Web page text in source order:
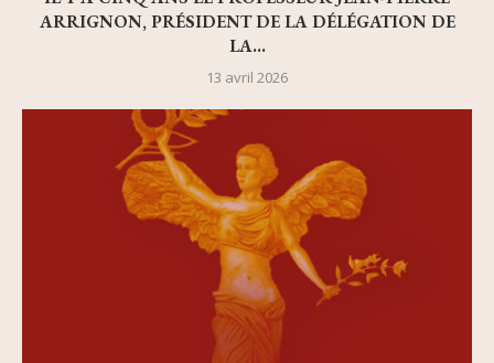
ARRIGNON, PRÉSIDENT DE LA DÉLÉGATION DE
LA...
13 avril 2026